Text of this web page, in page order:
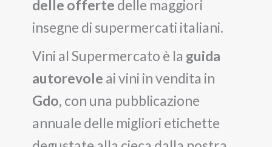
delle offerte delle maggiori
insegne di supermercati italiani.
Vini al Supermercato è la guida
autorevole ai vini in vendita in
Gdo, con una pubblicazione
annuale delle migliori etichette